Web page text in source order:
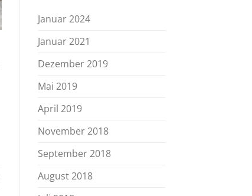
Januar 2024
Januar 2021
Dezember 2019
Mai 2019
April 2019
November 2018
September 2018
August 2018